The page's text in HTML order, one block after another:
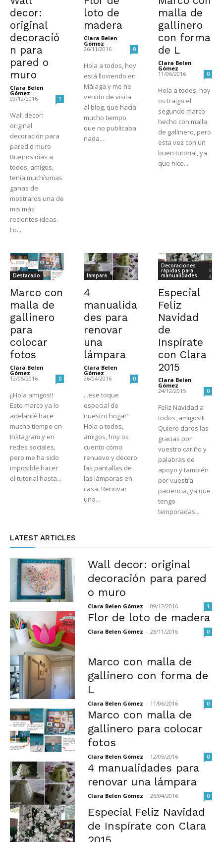
decor:
original
decoració
n para
pared o
muro
Clara Belen
Gómez -
09/12/2016 1
Wall decor:
original
decoración para
pared o muro
Buenos días a
todos, amigos,
tenía muchísimas
ganas de
mostraros una de
mis más
recientes ideas.
Lo...
loto de
madera
Clara Belen
Gómez -
26/11/2016 0
Hola a todos, hoy
está lloviendo en
Málaga y me he
venido de visita
al blog, que hacía
mucho tiempo
que no publicaba
nada...
malla de
gallinero
con forma
de L
Clara Belen
Gómez -
11/06/2016 0
Hola a todos, hoy
os traigo el
segundo marco
hecho con malla
de gallinero, pero
esta vez con un
buen tutorial, ya
que hice...
Destacado
Marco con
malla de
gallinero
para
colocar
fotos
Clara Belen
Gómez -
12/05/2016 0
¡¡Hola amigos!!
Este marco ya lo
adelanté hace
mucho tiempo en
Instagram y en
redes sociales,
pero me ha sido
imposible hacer
el tutorial hasta...
lámpara
4
manualida
des para
renovar
una
lámpara
Clara Belen
Gómez -
26/04/2016 0
...ese toque
especial de
nuestro hogar"
Hola a todos,
amigos, hoy os
cuento cómo
renuevo y decoro
las pantallas de
las lámparas en
casa. Renovar
una...
Decoraciones
rápidas para
manualidades
Especial
Feliz
Navidad
de
Inspírate
con Clara
2015
Clara Belen
Gómez -
24/12/2015 0
Feliz Navidad a
todos, amigos!!!
Quiero daros las
gracias por
vuestro cariño y
palabras de
apoyo y también
por vuestra
paciencia, ya que
tengo
temporadas...
LATEST ARTICLES
Wall decor: original
decoración para pared
o muro
Clara Belen Gómez - 09/12/2016 1
Flor de loto de madera
Clara Belen Gómez - 26/11/2016 0
Marco con malla de
gallinero con forma de
L
Clara Belen Gómez - 11/06/2016 0
Marco con malla de
gallinero para colocar
fotos
Clara Belen Gómez - 12/05/2016 0
4 manualidades para
renovar una lámpara
Clara Belen Gómez - 26/04/2016 0
Especial Feliz Navidad
de Inspírate con Clara